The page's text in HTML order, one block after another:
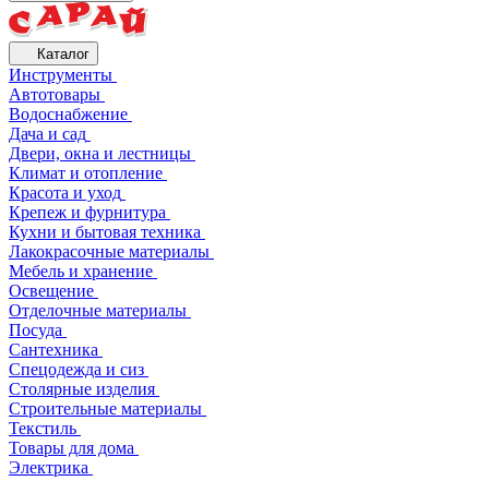
Каталог
Инструменты
Автотовары
Водоснабжение
Дача и сад
Двери, окна и лестницы
Климат и отопление
Красота и уход
Крепеж и фурнитура
Кухни и бытовая техника
Лакокрасочные материалы
Мебель и хранение
Освещение
Отделочные материалы
Посуда
Сантехника
Спецодежда и сиз
Столярные изделия
Строительные материалы
Текстиль
Товары для дома
Электрика